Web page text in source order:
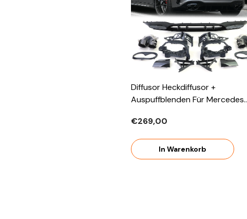
Diffusor Heckdiffusor +
Auspuffblenden Für Mercedes
A45 AMG Ab 2018 OHNE ABE
€269,00
In Warenkorb